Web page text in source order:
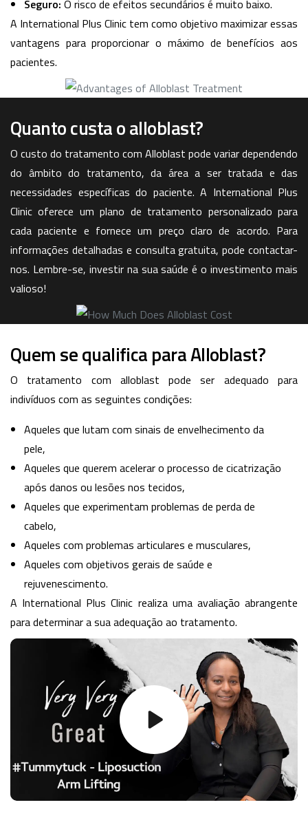
Seguro: O risco de efeitos secundários é muito baixo.
A International Plus Clinic tem como objetivo maximizar essas
vantagens para proporcionar o máximo de benefícios aos
pacientes.
Quanto custa o alloblast?
O custo do tratamento com Alloblast pode variar dependendo
do âmbito do tratamento, da área a ser tratada e das
necessidades específicas do paciente. A International Plus
Clinic oferece um plano de tratamento personalizado para
cada paciente e fornece um preço claro de acordo. Para
informações detalhadas e consulta gratuita, pode contactar-
nos. Lembre-se, investir na sua saúde é o investimento mais
valioso!
Quem se qualifica para Alloblast?
O tratamento com alloblast pode ser adequado para
indivíduos com as seguintes condições:
Aqueles que lutam com sinais de envelhecimento da
pele,
Aqueles que querem acelerar o processo de cicatrização
após danos ou lesões nos tecidos,
Aqueles que experimentam problemas de perda de
cabelo,
Aqueles com problemas articulares e musculares,
Aqueles com objetivos gerais de saúde e
rejuvenescimento.
A International Plus Clinic realiza uma avaliação abrangente
para determinar a sua adequação ao tratamento.